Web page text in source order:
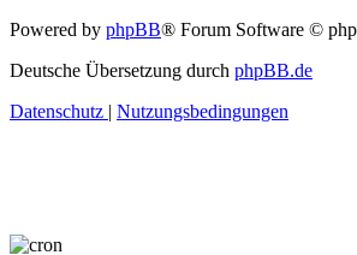
Powered by phpBB® Forum Software ©
Deutsche Übersetzung durch phpBB.de
Datenschutz | Nutzungsbedingungen